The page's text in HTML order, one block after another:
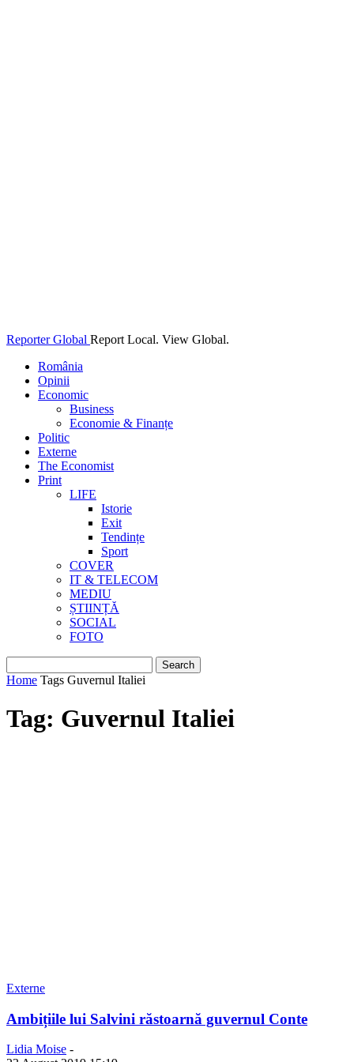
Reporter Global Report Local. View Global.
România
Opinii
Economic
Business
Economie & Finanțe
Politic
Externe
The Economist
Print
LIFE
Istorie
Exit
Tendințe
Sport
COVER
IT & TELECOM
MEDIU
ȘTIINȚĂ
SOCIAL
FOTO
Home Tags Guvernul Italiei
Tag: Guvernul Italiei
Externe
Ambițiile lui Salvini răstoarnă guvernul Conte
Lidia Moise -